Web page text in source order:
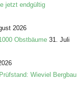
jetzt endgültig
2026
Obstbäume 31. Juli
Wieviel Bergbau